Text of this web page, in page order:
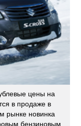
цены на
в продаже в
рынке новинка
бензиновым